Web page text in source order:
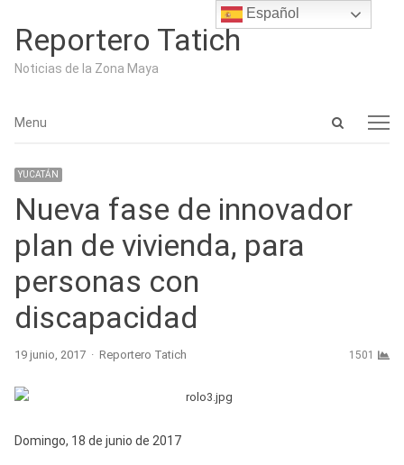
Reportero Tatich
Noticias de la Zona Maya
Open
Menu
Menu
YUCATÁN
Nueva fase de innovador
plan de vivienda, para
personas con
discapacidad
19 junio, 2017 Author
Reportero Tatich 1501
Domingo, 18 de junio de 2017
Español